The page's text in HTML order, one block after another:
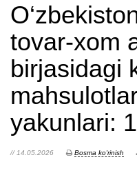
tovar-xom
birjasidagi
yakunlari:
// 14.05.2026 Bosma ko'rinish